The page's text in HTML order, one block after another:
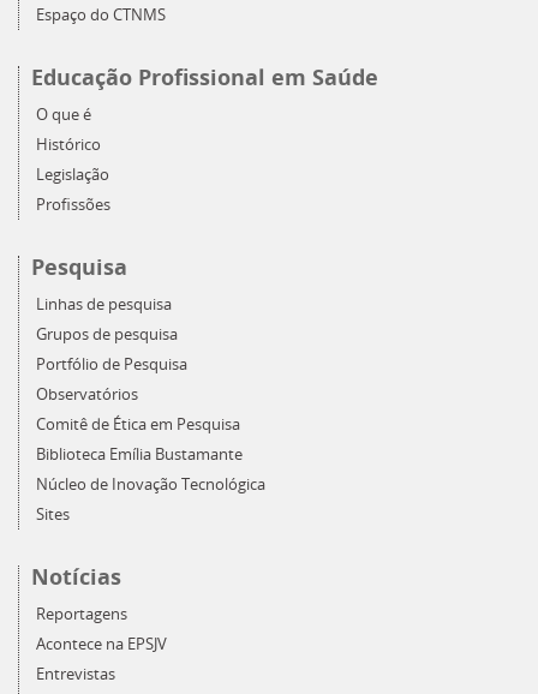
Espaço do CTNMS
Educação Profissional em Saúde
O que é
Histórico
Legislação
Profissões
Pesquisa
Linhas de pesquisa
Grupos de pesquisa
Portfólio de Pesquisa
Observatórios
Comitê de Ética em Pesquisa
Biblioteca Emília Bustamante
Núcleo de Inovação Tecnológica
Sites
Notícias
Reportagens
Acontece na EPSJV
Entrevistas